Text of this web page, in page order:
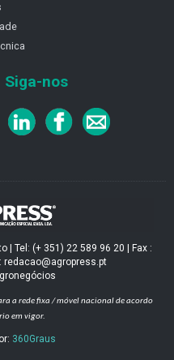
Siga-nos
| Tel: (+ 351) 22 589 96 20 | Fax :
redacao@agropress.pt
a rede fixa / móvel nacional de acordo
em vigor.
360Graus